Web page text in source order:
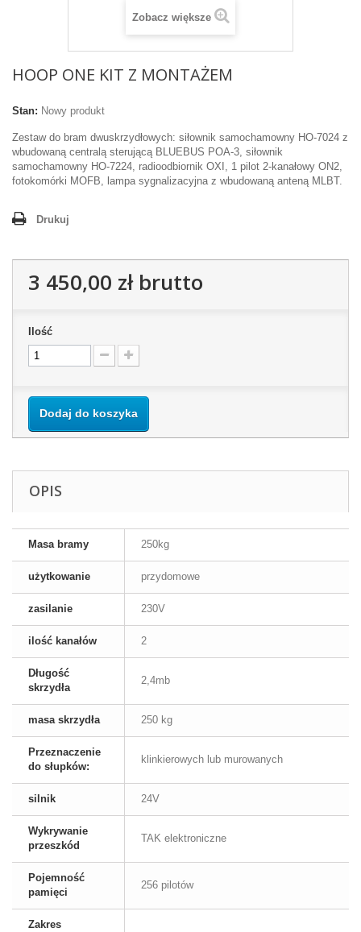
Zobacz większe
HOOP ONE KIT Z MONTAŻEM
Stan: Nowy produkt
Zestaw do bram dwuskrzydłowych: siłownik samochamowny HO-7024 z
wbudowaną centralą sterującą BLUEBUS POA-3, siłownik
samochamowny HO-7224, radioodbiornik OXI, 1 pilot 2-kanałowy ON2,
fotokomórki MOFB, lampa sygnalizacyjna z wbudowaną anteną MLBT.
Drukuj
3 450,00 złbrutto
Ilość
Dodaj do koszyka
OPIS
Masa bramy 250kg
użytkowanie przydomowe
zasilanie 230V
ilość kanałów 2
Długość
skrzydła
2,4mb
masa skrzydła 250 kg
Przeznaczenie
do słupków:
klinkierowych lub murowanych
silnik 24V
Wykrywanie
przeszkód
TAK elektroniczne
Pojemność
pamięci
256 pilotów
Zakres